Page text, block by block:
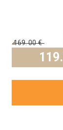
169.00 €
119.